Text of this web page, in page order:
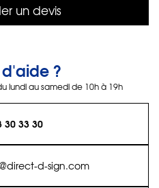
un devis
?
lundi au samedi de 10h à 19h
30 33 30
d-sign.com